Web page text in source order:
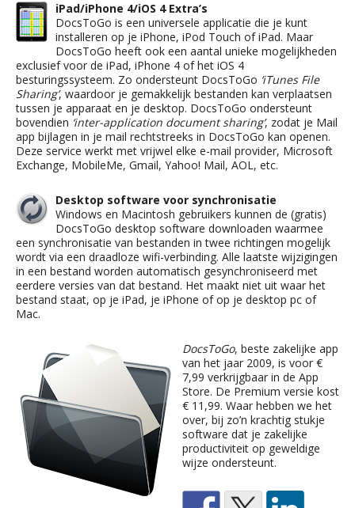
iPad/iPhone 4/iOS 4 Extra’s
DocsToGo is een universele applicatie die je kunt
installeren op je iPhone, iPod Touch of iPad. Maar
DocsToGo heeft ook een aantal unieke mogelijkheden
exclusief voor de iPad, iPhone 4 of het iOS 4
besturingssysteem. Zo ondersteunt DocsToGo ‘iTunes File
Sharing’, waardoor je gemakkelijk bestanden kan verplaatsen
tussen je apparaat en je desktop. DocsToGo ondersteunt
bovendien ‘inter-application document sharing’, zodat je Mail
app bijlagen in je mail rechtstreeks in DocsToGo kan openen.
Deze service werkt met vrijwel elke e-mail provider, Microsoft
Exchange, MobileMe, Gmail, Yahoo! Mail, AOL, etc.
Desktop software voor synchronisatie
Windows en Macintosh gebruikers kunnen de (gratis)
DocsToGo desktop software downloaden waarmee
een synchronisatie van bestanden in twee richtingen mogelijk
wordt via een draadloze wifi-verbinding. Alle laatste wijzigingen
in een bestand worden automatisch gesynchroniseerd met
eerdere versies van dat bestand. Het maakt niet uit waar het
bestand staat, op je iPad, je iPhone of op je desktop pc of
Mac.
DocsToGo, beste zakelijke app
van het jaar 2009, is voor €
7,99 verkrijgbaar in de App
Store. De Premium versie kost
€ 11,99. Waar hebben we het
over, bij zo’n krachtig stukje
software dat je zakelijke
productiviteit op geweldige
wijze ondersteunt.